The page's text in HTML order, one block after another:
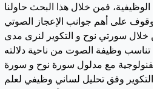
الوظيفية، فمن خلال هذا البحث حاولنا
الوقوف على أهم جوانب الإعجاز الصوتي
خلال سورتي نوح و التكوير لنرى مدى
تناسب وظيفة الصوت من ناحية دلالته
الفنولوجية مع مدلول سورة نوح و سورة
التكوير وفق تحليل لساني وظيفي لعلم